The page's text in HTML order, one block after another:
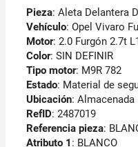
Pieza: Aleta Delantera
Vehículo: Opel Vivaro
Motor: 2.0 Furgón 2.7t
Color: SIN DEFINIR
Tipo motor: M9R 782
Estado: Material de
Ubicación: Almacenada
RefID: 2487019
Referencia pieza:
Atributo 1 : BLANCO